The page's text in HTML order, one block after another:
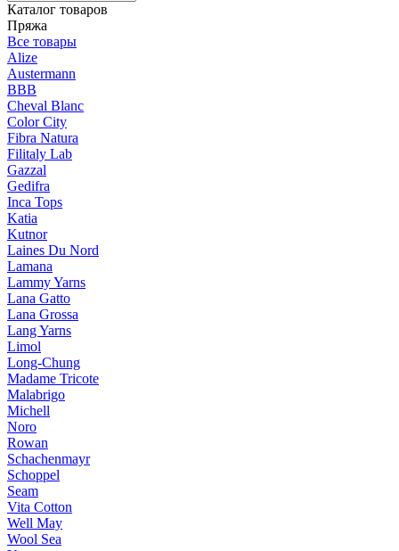
Каталог товаров
Пряжа
Все товары
Alize
Austermann
BBB
Cheval Blanc
Color City
Fibra Natura
Filitaly Lab
Gazzal
Gedifra
Inca Tops
Katia
Kutnor
Laines Du Nord
Lamana
Lammy Yarns
Lana Gatto
Lana Grossa
Lang Yarns
Limol
Long-Chung
Madame Tricote
Malabrigo
Michell
Noro
Rowan
Schachenmayr
Schoppel
Seam
Vita Cotton
Well May
Wool Sea